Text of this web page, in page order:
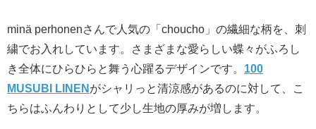
minä perhonenさんで人気の「choucho」の繊細な柄を、刺
繍でお入れしています。さまざまな愛らしい蝶々がふろし
き全体にひらひらと舞う心躍るデザインです。 100
MUSUBI LINEN がシャリっと清涼感があるのに対して、こ
ちらはふんわりとして少し生地の厚みが増します。